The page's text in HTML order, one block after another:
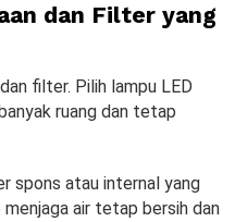
dan Filter yang
filter. Pilih lampu LED
ruang dan tetap
spons atau internal yang
air tetap bersih dan